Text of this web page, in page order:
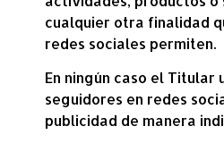
cualquier otra finalidad
redes sociales permiten.
En ningún caso el
seguidores en redes
publicidad de manera